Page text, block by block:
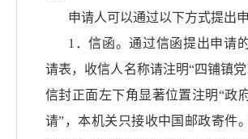
申请人可以通过以下方式提出申
1．信函。通过信函提出申请
请表，收信人名称请注明“四铺镇
信封正面左下角显著位置注明“政
请”，本机关只接收中国邮政寄件